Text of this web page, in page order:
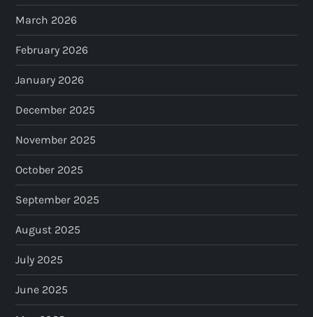
March 2026
February 2026
January 2026
December 2025
November 2025
October 2025
September 2025
August 2025
July 2025
June 2025